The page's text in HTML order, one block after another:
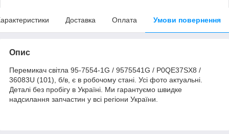
Доставка Оплата Умови повернення
Опис
Перемикач світла 95-7554-1G / 9575541G / P0QE37SX8 /
36083U (101), б/в, є в робочому стані. Усі фото актуальні.
Деталі без пробігу в Україні. Ми гарантуємо швидке
надсилання запчастин у всі регіони України.